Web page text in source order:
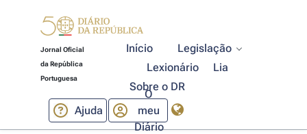
Jornal Oficial
da República
Portuguesa
Início
Legislação
Lexionário
Lia
Sobre o DR
Ajuda
O
meu
Diário